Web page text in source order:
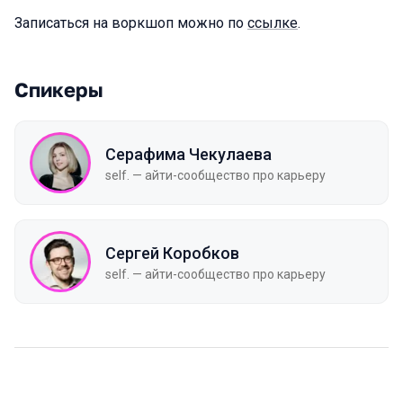
Записаться на воркшоп можно по ссылке.
Спикеры
Серафима Чекулаева
self. — айти-сообщество про карьеру
Сергей Коробков
self. — айти-сообщество про карьеру